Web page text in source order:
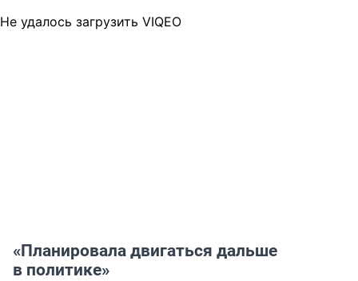
Не удалось загрузить VIQEO
«Планировала двигаться дальше
в политике»